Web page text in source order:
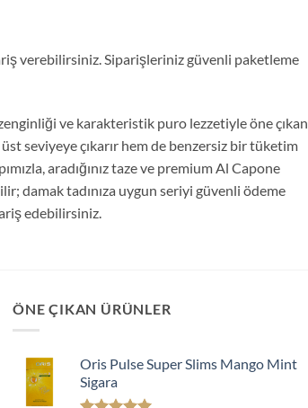
verebilirsiniz. Siparişleriniz güvenli paketleme
ve karakteristik puro lezzetiyle öne çıkan
seviyeye çıkarır hem de benzersiz bir tüketim
aradığınız taze ve premium Al Capone
damak tadınıza uygun seriyi güvenli ödeme
edebilirsiniz.
ÖNE ÇIKAN ÜRÜNLER
Oris Pulse Super Slims Mango Mint
Sigara